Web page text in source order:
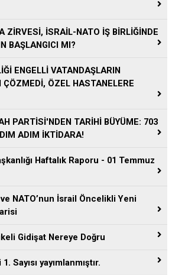
ZİRVESİ, İSRAİL-NATO İŞ BİRLİĞİNDE
BAŞLANGICI MI?
ENGELLİ VATANDAŞLARIN
ÇÖZMEDİ, ÖZEL HASTANELERE
PARTİSİ'NDEN TARİHİ BÜYÜME: 703
ADIM İKTİDARA!
Haftalık Raporu - 01 Temmuz
NATO’nun İsrail Öncelikli Yeni
Gidişat Nereye Doğru
Sayısı yayımlanmıştır.